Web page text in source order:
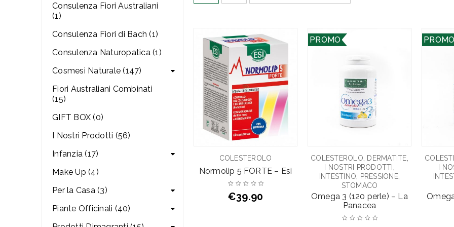
Consulenza Fiori Australiani
(1)
Consulenza Fiori di Bach (1)
Consulenza Naturopatica (1)
Cosmesi Naturale (147)
Fiori Australiani Combinati
(15)
GIFT BOX (0)
I Nostri Prodotti (56)
Infanzia (17)
Make Up (4)
Per la Casa (3)
Piante Officinali (40)
COLESTEROLO
Normolip 5 FORTE – Esi
€39.90
PROMO
COLESTEROLO, DERMATITE,
I NOSTRI PRODOTTI ,
INTESTINO, PRESSIONE,
STOMACO
Omega 3 (120 perle) – La
Panacea
I